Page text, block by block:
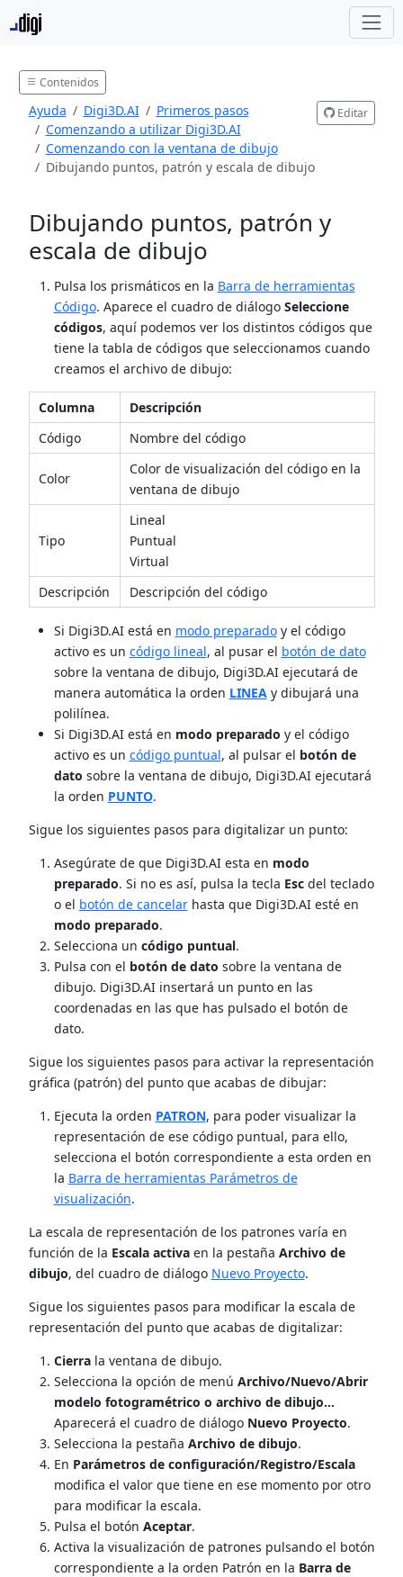
Contenidos
Ayuda Digi3D.AI
Primeros pasos
Comenzando a utilizar Digi3D.AI
Comenzando con la ventana de dibujo
Dibujando puntos, patrón y escala de dibujo
Editar
Dibujando puntos, patrón y
escala de dibujo
Pulsa los prismáticos en la Barra de herramientas
Código. Aparece el cuadro de diálogo Seleccione
códigos, aquí podemos ver los distintos códigos que
tiene la tabla de códigos que seleccionamos cuando
creamos el archivo de dibujo:
Columna
Descripción
Código
Nombre del código
Color
Color de visualización del código en la
ventana de dibujo
Tipo
Lineal
Puntual
Virtual
Descripción
Descripción del código
Si Digi3D.AI está en modo preparadoy el código
activo es un código lineal, al pusar el botón de dato
sobre la ventana de dibujo, Digi3D.AI ejecutará de
manera automática la orden LINEAy dibujará una
polilínea.
Si Digi3D.AI está en modo preparado y el código
activo es un código puntual, al pulsar el botón de
dato sobre la ventana de dibujo, Digi3D.AI ejecutará
la orden PUNTO.
Sigue los siguientes pasos para digitalizar un punto:
Asegúrate de que Digi3D.AI esta en modo
preparado. Si no es así, pulsa la tecla Escdel teclado
o el botón de cancelarhasta que Digi3D.AI esté en
modo preparado.
Selecciona un código puntual.
Pulsa con el botón de dato sobre la ventana de
dibujo. Digi3D.AI insertará un punto en las
coordenadas en las que has pulsado el botón de
dato.
Sigue los siguientes pasos para activar la representación
gráfica (patrón) del punto que acabas de dibujar:
Ejecuta la orden PATRON, para poder visualizar la
representación de ese código puntual, para ello,
selecciona el botón correspondiente a esta orden en
la Barra de herramientas Parámetros de
visualización.
La escala de representación de los patrones varía en
función de la Escala activaen la pestaña Archivo de
dibujo, del cuadro de diálogo Nuevo Proyecto.
Sigue los siguientes pasos para modificar la escala de
representación del punto que acabas de digitalizar:
Cierrala ventana de dibujo.
Selecciona la opción de menú Archivo/Nuevo/Abrir
modelo fotogramétrico o archivo de dibujo...
Aparecerá el cuadro de diálogo Nuevo Proyecto.
Selecciona la pestaña Archivo de dibujo.
En Parámetros de configuración/Registro/Escala
modifica el valor que tiene en ese momento por otro
para modificar la escala.
Pulsa el botón Aceptar.
Activa la visualización de patrones pulsando el botón
correspondiente a la orden Patrón en la Barra de